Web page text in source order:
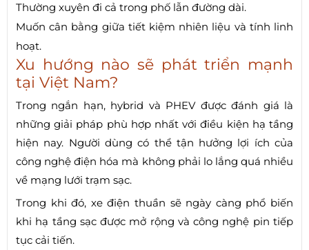
Thường xuyên đi cả trong phố lẫn đường dài.
Muốn cân bằng giữa tiết kiệm nhiên liệu và tính linh
hoạt.
Xu hướng nào sẽ phát triển mạnh
tại Việt Nam?
Trong ngắn hạn, hybrid và PHEV được đánh giá là
những giải pháp phù hợp nhất với điều kiện hạ tầng
hiện nay. Người dùng có thể tận hưởng lợi ích của
công nghệ điện hóa mà không phải lo lắng quá nhiều
về mạng lưới trạm sạc.
Trong khi đó, xe điện thuần sẽ ngày càng phổ biến
khi hạ tầng sạc được mở rộng và công nghệ pin tiếp
tục cải tiến.